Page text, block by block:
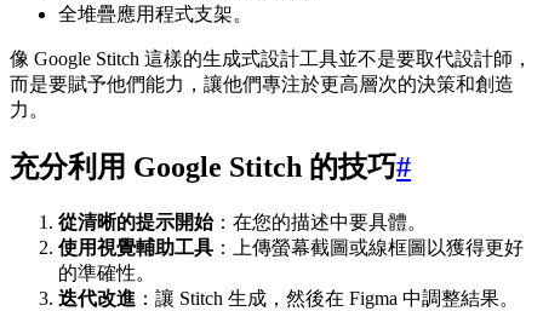
全堆疊應用程式支架。
像 Google Stitch 這樣的生成式設計工具並不是要取代設計師，
而是要賦予他們能力，讓他們專注於更高層次的決策和創造
力。
充分利用 Google Stitch 的技巧#
從清晰的提示開始：在您的描述中要具體。
使用視覺輔助工具 ：上傳螢幕截圖或線框圖以獲得更好
的準確性。
迭代改進 ：讓 Stitch 生成，然後在 Figma 中調整結果。